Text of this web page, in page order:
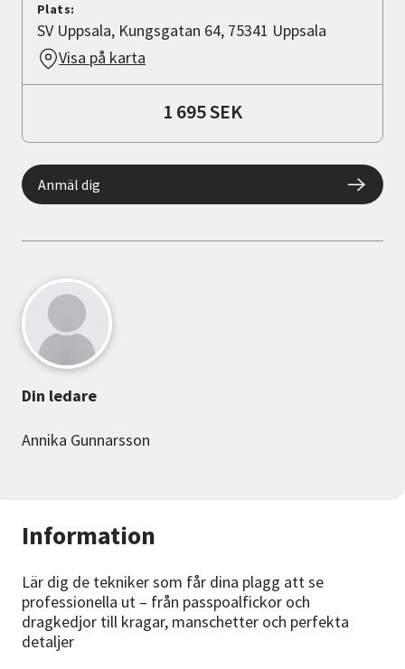
Information
Lär dig de tekniker som får dina plagg att se
professionella ut – från passpoalfickor och
dragkedjor till kragar, manschetter och perfekta
detaljer
Plats:
SV Uppsala, Kungsgatan 64, 75341 Uppsala
Visa på karta
1 695 SEK
Anmäl dig
Din ledare
Annika Gunnarsson